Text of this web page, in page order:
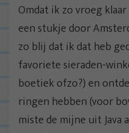
Omdat ik zo vroeg
een stukje door
zo blij dat ik dat heb
favoriete sieraden-
boetiek ofzo?) en
ringen hebben (voor
miste de mijne uit Java